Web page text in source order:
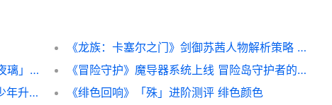
《龙族：卡塞尔之门》剑御苏茜人物解析策略 龙族卡塞尔之门开服时间
《命运圣契》人物策略：首位混沌超凡「夜璃」新鲜测评 命运圣战
《冒险守护》魔导器系统上线 冒险岛守护者的山脉怎么去
古今2风起蓬莱PC版下载 古今2风起蓬莱少年升星
《绯色回响》「殊」进阶测评 绯色颜色